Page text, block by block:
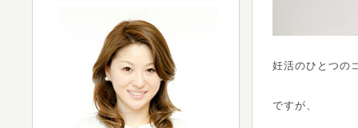
妊活のひとつの
ですが、